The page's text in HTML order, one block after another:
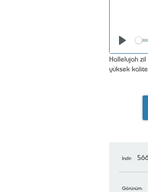
Hallelujah
yüksek
İndir:
Görünüm: